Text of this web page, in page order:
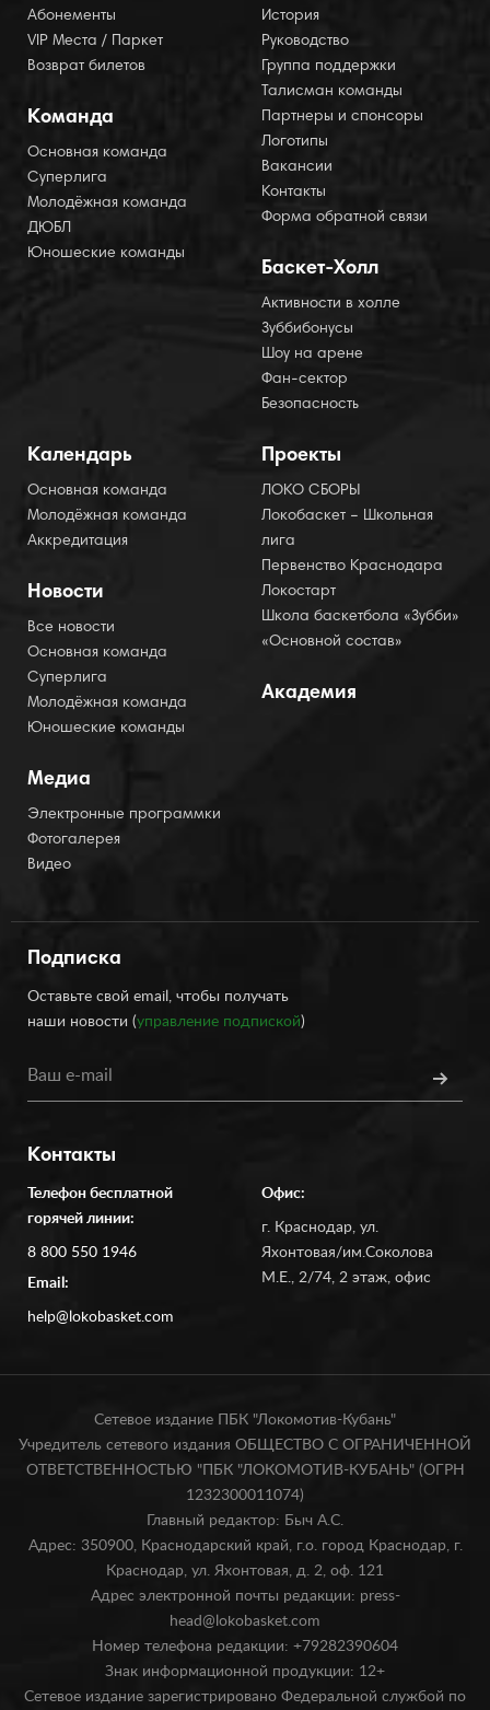
Абонементы
VIP Места / Паркет
Возврат билетов
Команда
Основная команда
Суперлига
Молодёжная команда
ДЮБЛ
Юношеские команды
История
Руководство
Группа поддержки
Талисман команды
Партнеры и спонсоры
Логотипы
Вакансии
Контакты
Форма обратной связи
Баскет-Холл
Активности в холле
Зуббибонусы
Шоу на арене
Фан-сектор
Безопасность
Календарь
Основная команда
Молодёжная команда
Аккредитация
Новости
Все новости
Основная команда
Суперлига
Молодёжная команда
Юношеские команды
Медиа
Электронные программки
Фотогалерея
Видео
Проекты
ЛОКО СБОРЫ
Локобаскет – Школьная
лига
Первенство Краснодара
Локостарт
Школа баскетбола «Зубби»
«Основной состав»
Академия
Подписка
Оставьте свой email, чтобы получать
наши новости (управление подпиской)
Контакты
Телефон бесплатной
горячей линии:
8 800 550 1946
Email:
help@lokobasket.com
Офис:
г. Краснодар, ул.
Яхонтовая/им.Соколова
М.Е., 2/74, 2 этаж, офис
Сетевое издание ПБК "Локомотив-Кубань"
Учредитель сетевого издания ОБЩЕСТВО С ОГРАНИЧЕННОЙ
ОТВЕТСТВЕННОСТЬЮ "ПБК "ЛОКОМОТИВ-КУБАНЬ" (ОГРН
1232300011074)
Главный редактор: Быч А.С.
Адрес: 350900, Краснодарский край, г.о. город Краснодар, г.
Краснодар, ул. Яхонтовая, д. 2, оф. 121
Адрес электронной почты редакции: press-
head@lokobasket.com
Номер телефона редакции: +79282390604
Знак информационной продукции: 12+
Сетевое издание зарегистрировано Федеральной службой по